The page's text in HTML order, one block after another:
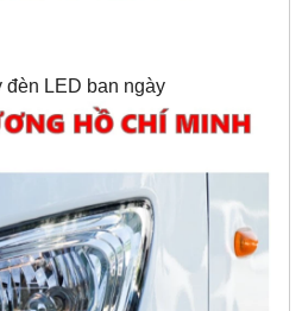
đèn LED ban ngày